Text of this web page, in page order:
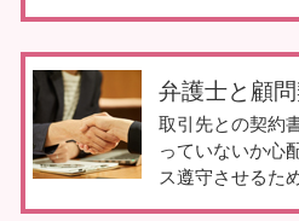
弁護士と顧
取引先との契約
っていないか心
ス遵守させるた